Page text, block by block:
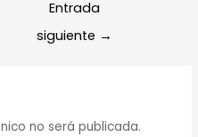
Entrada
siguiente →
no será publicada.